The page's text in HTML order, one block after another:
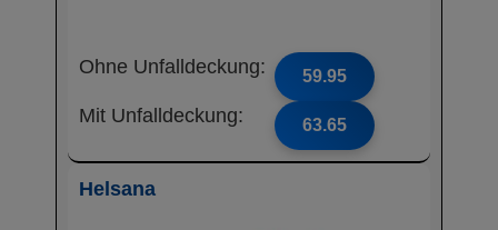
Ohne Unfalldeckung: 59.95
Mit Unfalldeckung: 63.65
Helsana